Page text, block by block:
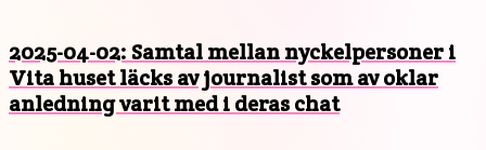
2025-04-02: Samtal mellan nyckelpersoner i
Vita huset läcks av journalist som av oklar
anledning varit med i deras chat